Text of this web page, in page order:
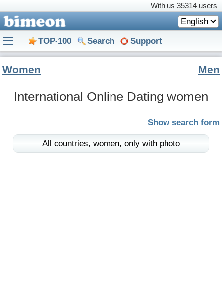
With us 35314 users
English
TOP-100 Search Support
International Online Dating women
Women Men
Show search form
All countries, women, only with photo